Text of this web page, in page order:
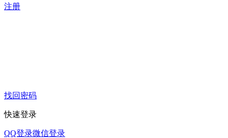
注册
找回密码
快速登录
QQ登录微信登录